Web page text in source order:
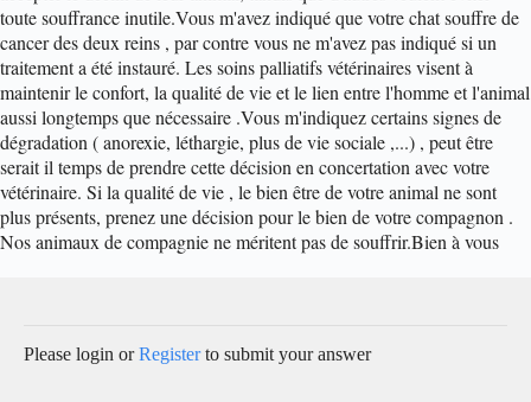
toute souffrance inutile.Vous m'avez indiqué que votre chat souffre de
cancer des deux reins , par contre vous ne m'avez pas indiqué si un
traitement a été instauré. Les soins palliatifs vétérinaires visent à
maintenir le confort, la qualité de vie et le lien entre l'homme et l'animal
aussi longtemps que nécessaire .Vous m'indiquez certains signes de
dégradation ( anorexie, léthargie, plus de vie sociale ,...) , peut être
serait il temps de prendre cette décision en concertation avec votre
vétérinaire. Si la qualité de vie , le bien être de votre animal ne sont
plus présents, prenez une décision pour le bien de votre compagnon .
Nos animaux de compagnie ne méritent pas de souffrir.Bien à vous
Please login orRegisterto submit your answer